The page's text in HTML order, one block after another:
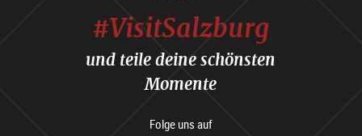
#VisitSalzburg
und teile deine schönsten
Momente
Folge uns auf